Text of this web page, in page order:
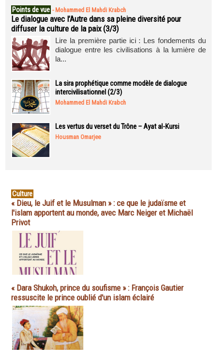
Points de vue - Mohammed El Mahdi Krabch
Le dialogue avec l’Autre dans sa pleine diversité pour
diffuser la culture de la paix (3/3)
Lire la première partie ici : Les fondements du
dialogue entre les civilisations à la lumière de
la...
La sira prophétique comme modèle de dialogue
intercivilisationnel (2/3)
Mohammed El Mahdi Krabch
Les vertus du verset du Trône – Ayat al-Kursi
Housman Omarjee
Culture
« Dieu, le Juif et le Musulman » : ce que le judaïsme et
l'islam apportent au monde, avec Marc Neiger et Michaël
Privot
« Dara Shukoh, prince du soufisme » : François Gautier
ressuscite le prince oublié d'un islam éclairé